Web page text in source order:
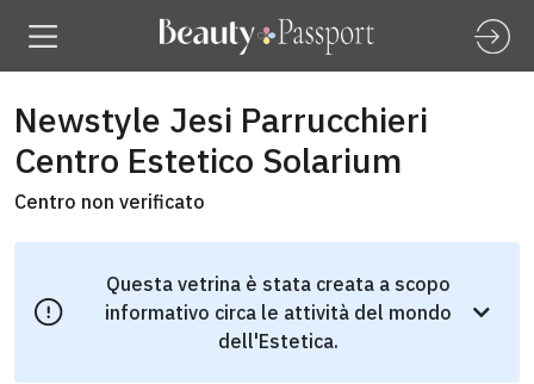
Newstyle Jesi Parrucchieri
Centro Estetico Solarium
Centro non verificato
Questa vetrina è stata creata a scopo
informativo circa le attività del mondo
dell'Estetica.